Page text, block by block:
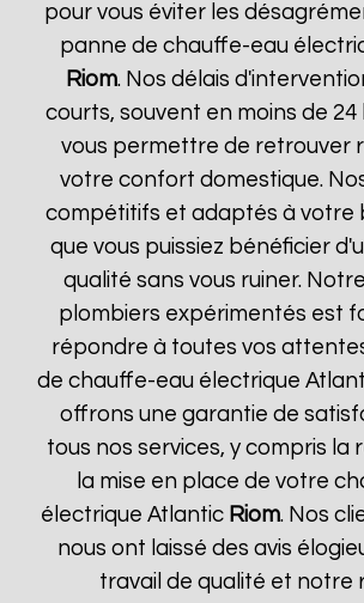
pour vous éviter les
panne de chauffe-eau
Riom. Nos délais
courts, souvent en moins de
vous permettre de retrouver
votre confort domestique.
compétitifs et adaptés à votre
que vous puissiez bénéficier
qualité sans vous ruiner.
plombiers expérimentés est
répondre à toutes vos
de chauffe-eau électrique
offrons une garantie de
tous nos services, y compris la
la mise en place de votre
électrique Atlantic Riom. Nos
nous ont laissé des avis
travail de qualité et notre